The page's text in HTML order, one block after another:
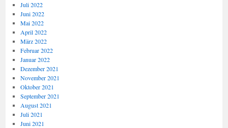
Juli 2022
Juni 2022
Mai 2022
April 2022
März 2022
Februar 2022
Januar 2022
Dezember 2021
November 2021
Oktober 2021
September 2021
August 2021
Juli 2021
Juni 2021